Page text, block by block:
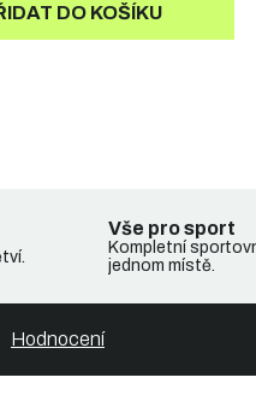
DO KOŠÍKU
Vše pro sport
Kompletní
jednom místě.
Hodnocení